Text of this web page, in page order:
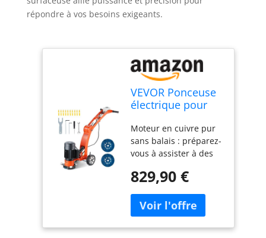
répondre à vos besoins exigeants.
VEVOR Ponceuse
électrique pour
W, surfaceuse de
béton avec disque
de ponçage de sol
1400 tr/min,
moteur sans
balais, meuleuse
de surface pour
granit, marbre,
Moteur en cuivre pur
sans balais : préparez-
vous à assister à des
puissantes. Le moteur
W entraîne la machine
à polir à une vitesse
allant jusqu'à 1 400
829,90 €